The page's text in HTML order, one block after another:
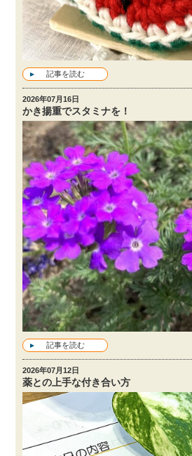
記事を読む
2026年07月16日
かき揚重でスタミナを！
記事を読む
2026年07月12日
薬との上手な付き合い方